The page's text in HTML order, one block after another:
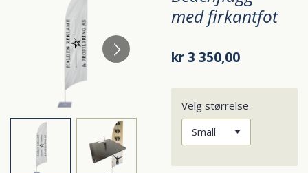
med firkantfot
kr 3 350,00
Velg størrelse